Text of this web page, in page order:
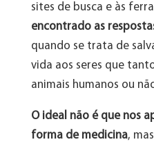
sites de busca e às
encontrado as
quando se trata de
vida aos seres que
animais humanos ou
O ideal não é que nos
forma de medicina,